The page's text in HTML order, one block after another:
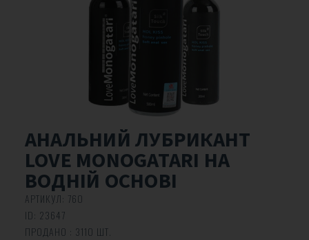
АНАЛЬНИЙ ЛУБРИКАНТ
LOVE MONOGATARI НА
ВОДНІЙ ОСНОВІ
АРТИКУЛ: 760
ID: 23647
ПРОДАНО : 3110 ШТ.